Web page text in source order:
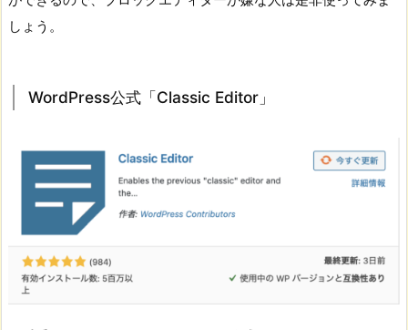
しょう。
WordPress公式「Classic Editor」